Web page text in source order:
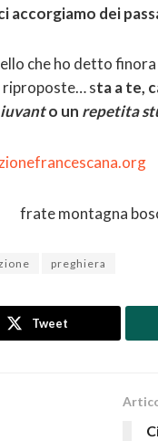
accorgiamo dei
che ho detto
sta a te,
o un repetita
preghiera
Tweet